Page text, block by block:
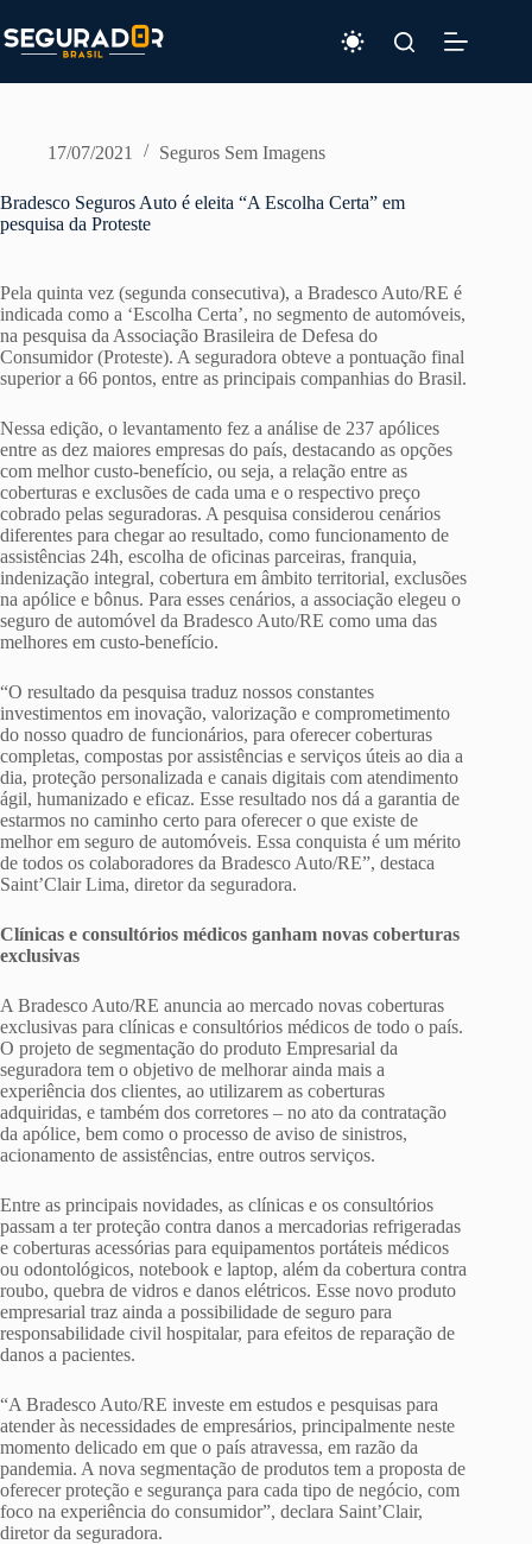
para
o
17/07/2021 Seguros Sem Imagens
Bradesco Seguros Auto é eleita “A Escolha Certa” em
pesquisa da Proteste
Pela quinta vez (segunda consecutiva), a Bradesco Auto/RE é
indicada como a ‘Escolha Certa’, no segmento de automóveis,
na pesquisa da Associação Brasileira de Defesa do
Consumidor (Proteste). A seguradora obteve a pontuação final
superior a 66 pontos, entre as principais companhias do Brasil.
Nessa edição, o levantamento fez a análise de 237 apólices
entre as dez maiores empresas do país, destacando as opções
com melhor custo-benefício, ou seja, a relação entre as
coberturas e exclusões de cada uma e o respectivo preço
cobrado pelas seguradoras. A pesquisa considerou cenários
diferentes para chegar ao resultado, como funcionamento de
assistências 24h, escolha de oficinas parceiras, franquia,
indenização integral, cobertura em âmbito territorial, exclusões
na apólice e bônus. Para esses cenários, a associação elegeu o
seguro de automóvel da Bradesco Auto/RE como uma das
melhores em custo-benefício.
“O resultado da pesquisa traduz nossos constantes
investimentos em inovação, valorização e comprometimento
do nosso quadro de funcionários, para oferecer coberturas
completas, compostas por assistências e serviços úteis ao dia a
dia, proteção personalizada e canais digitais com atendimento
ágil, humanizado e eficaz. Esse resultado nos dá a garantia de
estarmos no caminho certo para oferecer o que existe de
melhor em seguro de automóveis. Essa conquista é um mérito
de todos os colaboradores da Bradesco Auto/RE”, destaca
Saint’Clair Lima, diretor da seguradora.
Clínicas e consultórios médicos ganham novas coberturas
exclusivas
A Bradesco Auto/RE anuncia ao mercado novas coberturas
exclusivas para clínicas e consultórios médicos de todo o país.
O projeto de segmentação do produto Empresarial da
seguradora tem o objetivo de melhorar ainda mais a
experiência dos clientes, ao utilizarem as coberturas
adquiridas, e também dos corretores – no ato da contratação
da apólice, bem como o processo de aviso de sinistros,
acionamento de assistências, entre outros serviços.
Entre as principais novidades, as clínicas e os consultórios
passam a ter proteção contra danos a mercadorias refrigeradas
e coberturas acessórias para equipamentos portáteis médicos
ou odontológicos, notebook e laptop, além da cobertura contra
roubo, quebra de vidros e danos elétricos. Esse novo produto
empresarial traz ainda a possibilidade de seguro para
responsabilidade civil hospitalar, para efeitos de reparação de
danos a pacientes.
“A Bradesco Auto/RE investe em estudos e pesquisas para
atender às necessidades de empresários, principalmente neste
momento delicado em que o país atravessa, em razão da
pandemia. A nova segmentação de produtos tem a proposta de
oferecer proteção e segurança para cada tipo de negócio, com
foco na experiência do consumidor”, declara Saint’Clair,
diretor da seguradora.